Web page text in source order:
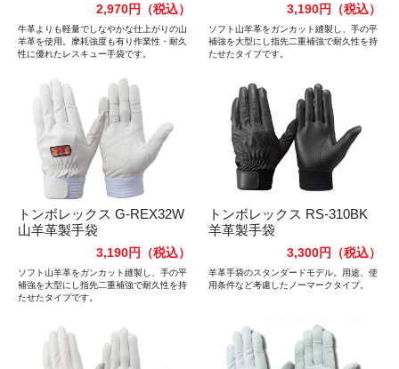
2,970円 （税込）
牛革よりも軽量でしなやかな仕上がりの山
羊革を使用。摩耗強度も有り作業性・耐久
性に優れたレスキュー手袋です。
3,190円 （税込）
ソフト山羊革をガンカット縫製し、手の平
補強を大型にし指先二重補強で耐久性を持
たせたタイプです。
トンボレックス G-REX32W
山羊革製手袋
3,190円 （税込）
ソフト山羊革をガンカット縫製し、手の平
補強を大型にし指先二重補強で耐久性を持
たせたタイプです。
トンボレックス RS-310BK
羊革製手袋
3,300円 （税込）
羊革手袋のスタンダードモデル。用途、使
用条件など考慮したノーマークタイプ。